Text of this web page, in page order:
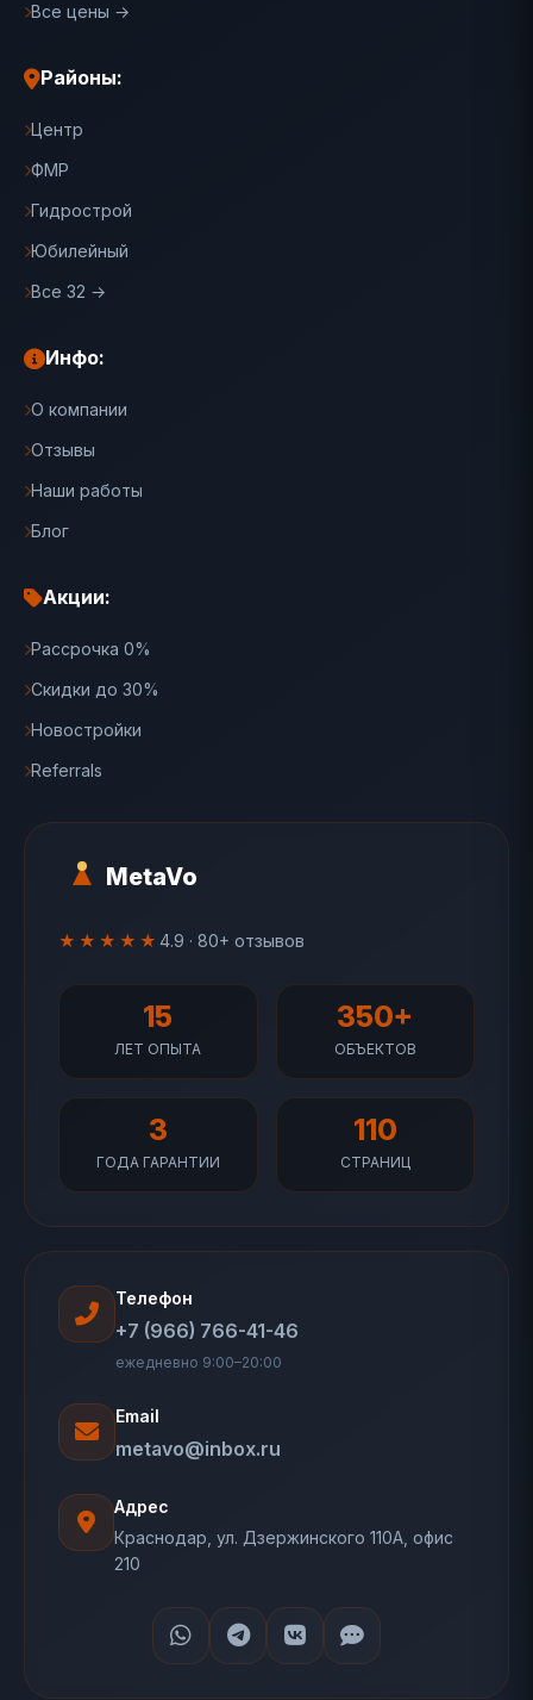
MetaVo
★★★★★ 4.9 · 80+ отзывов
15
ЛЕТ ОПЫТА
350+
ОБЪЕКТОВ
3
ГОДА ГАРАНТИИ
110
СТРАНИЦ
Все цены →
Районы:
Центр
ФМР
Гидрострой
Юбилейный
Все 32 →
Инфо:
О компании
Отзывы
Наши работы
Блог
Акции:
Рассрочка 0%
Скидки до 30%
Новостройки
Referrals
Телефон
+7 (966) 766-41-46
ежедневно 9:00–20:00
Email
metavo@inbox.ru
Адрес
Краснодар, ул. Дзержинского 110А, офис
210